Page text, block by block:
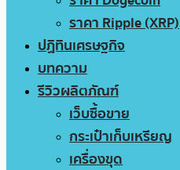
ราคา Ripple (XRP)
ปฏิทินเศรษฐกิจ
บทความ
รีวิวผลิตภัณฑ์
เว็บซื้อขาย
กระเป๋าเก็บเหรียญ
เครื่องขุด